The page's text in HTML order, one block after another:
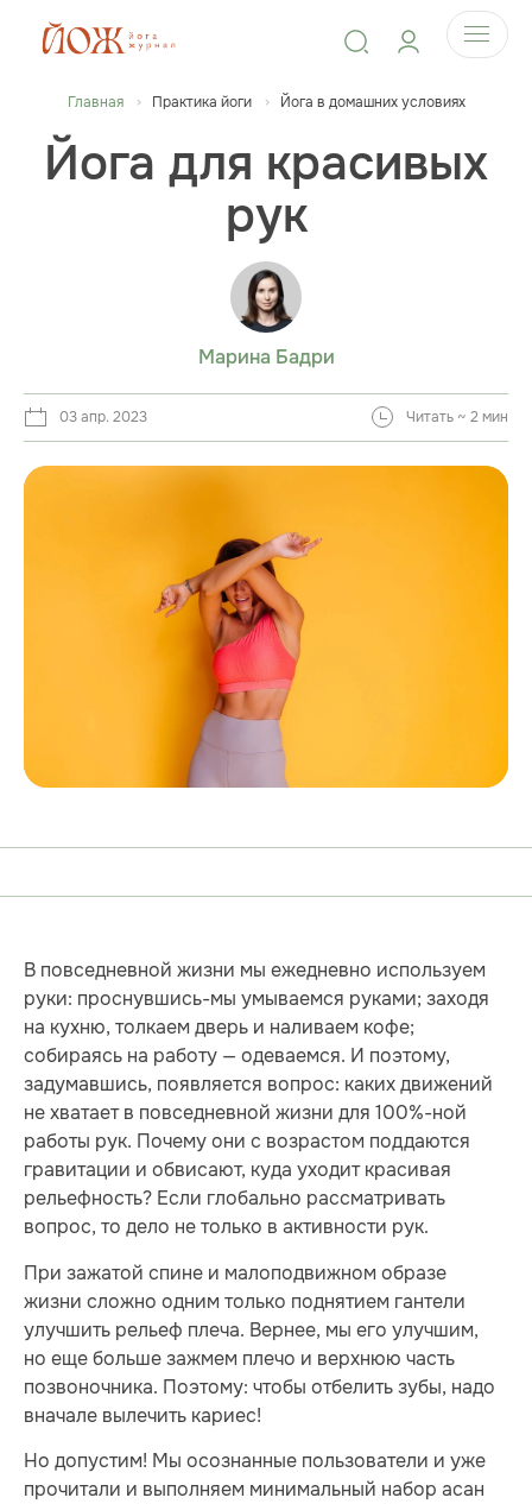
Главная Практика йоги Йога в домашних условиях
Йога для красивых
рук
Марина Бадри
03 апр. 2023 Читать ~ 2 мин
В повседневной жизни мы ежедневно используем
руки: проснувшись-мы умываемся руками; заходя
на кухню, толкаем дверь и наливаем кофе;
собираясь на работу — одеваемся. И поэтому,
задумавшись, появляется вопрос: каких движений
не хватает в повседневной жизни для 100%-ной
работы рук. Почему они с возрастом поддаются
гравитации и обвисают, куда уходит красивая
рельефность? Если глобально рассматривать
вопрос, то дело не только в активности рук.
При зажатой спине и малоподвижном образе
жизни сложно одним только поднятием гантели
улучшить рельеф плеча. Вернее, мы его улучшим,
но еще больше зажмем плечо и верхнюю часть
позвоночника. Поэтому: чтобы отбелить зубы, надо
вначале вылечить кариес!
Но допустим! Мы осознанные пользователи и уже
прочитали и выполняем минимальный набор асан